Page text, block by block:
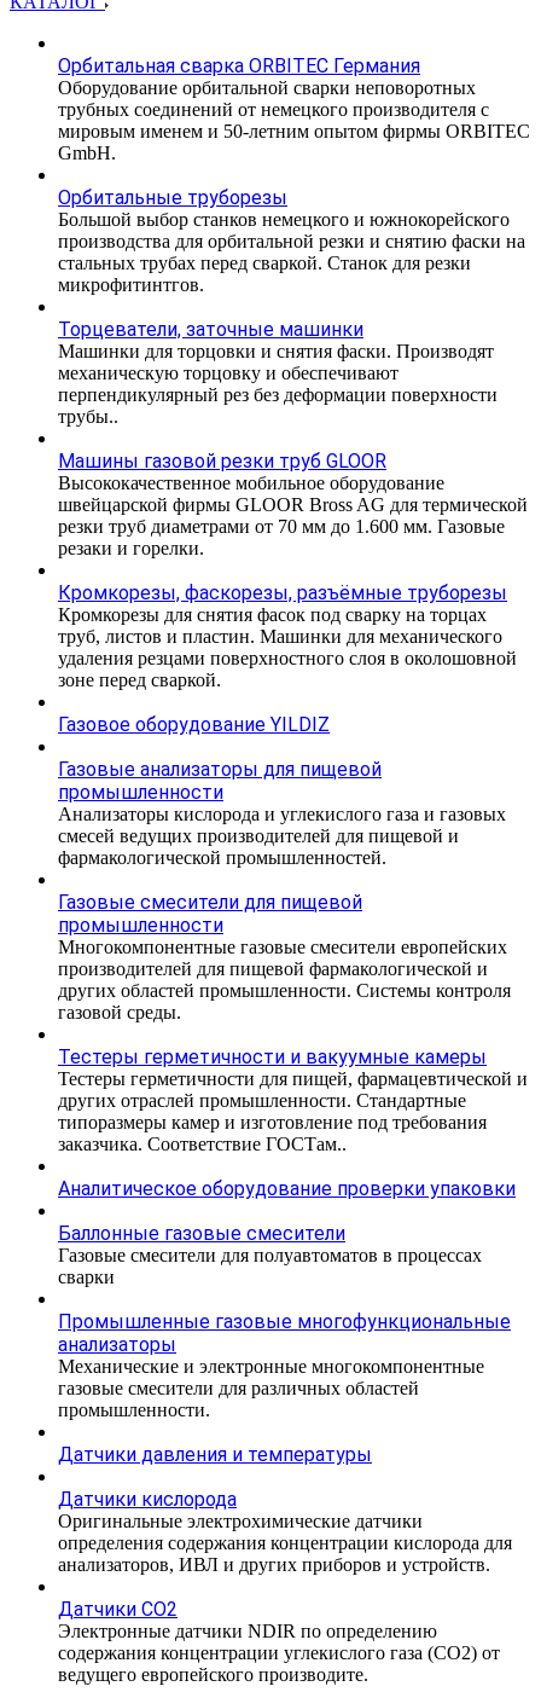
Орбитальная сварка ORBITEC Германия
Оборудование орбитальной сварки неповоротных
трубных соединений от немецкого производителя с
мировым именем и 50-летним опытом фирмы ORBITEC
GmbH.
Орбитальные труборезы
Большой выбор станков немецкого и южнокорейского
производства для орбитальной резки и снятию фаски на
стальных трубах перед сваркой. Станок для резки
микрофитинтгов.
Торцеватели, заточные машинки
Машинки для торцовки и снятия фаски. Производят
механическую торцовку и обеспечивают
перпендикулярный рез без деформации поверхности
трубы..
Машины газовой резки труб GLOOR
Высококачественное мобильное оборудование
швейцарской фирмы GLOOR Bross AG для термической
резки труб диаметрами от 70 мм до 1.600 мм. Газовые
резаки и горелки.
Кромкорезы, фаскорезы, разъёмные труборезы
Кромкорезы для снятия фасок под сварку на торцах
труб, листов и пластин. Машинки для механического
удаления резцами поверхностного слоя в околошовной
зоне перед сваркой.
Газовое оборудование YILDIZ
Газовые анализаторы для пищевой
промышленности
Анализаторы кислорода и углекислого газа и газовых
смесей ведущих производителей для пищевой и
фармакологической промышленностей.
Газовые смесители для пищевой
промышленности
Многокомпонентные газовые смесители европейских
производителей для пищевой фармакологической и
других областей промышленности. Системы контроля
газовой среды.
Тестеры герметичности и вакуумные камеры
Тестеры герметичности для пищей, фармацевтической и
других отраслей промышленности. Стандартные
типоразмеры камер и изготовление под требования
заказчика. Соответствие ГОСТам..
Аналитическое оборудование проверки упаковки
Баллонные газовые смесители
Газовые смесители для полуавтоматов в процессах
сварки
Промышленные газовые многофункциональные
анализаторы
Механические и электронные многокомпонентные
газовые смесители для различных областей
промышленности.
Датчики давления и температуры
Датчики кислорода
Оригинальные электрохимические датчики
определения содержания концентрации кислорода для
анализаторов, ИВЛ и других приборов и устройств.
Датчики CO2
Электронные датчики NDIR по определению
содержания концентрации углекислого газа (СО2) от
ведущего европейского производите.